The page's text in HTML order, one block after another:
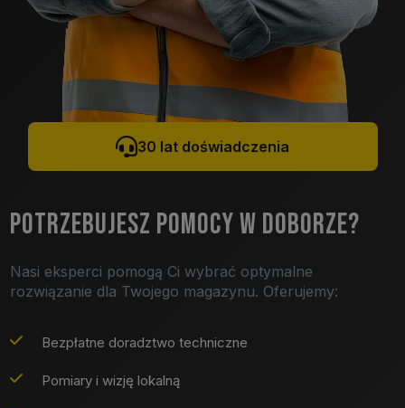
30 lat doświadczenia
POTRZEBUJESZ POMOCY W DOBORZE?
Nasi eksperci pomogą Ci wybrać optymalne
rozwiązanie dla Twojego magazynu. Oferujemy:
Bezpłatne doradztwo techniczne
Pomiary i wizję lokalną